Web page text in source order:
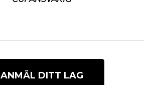
ANMÄL DITT LAG